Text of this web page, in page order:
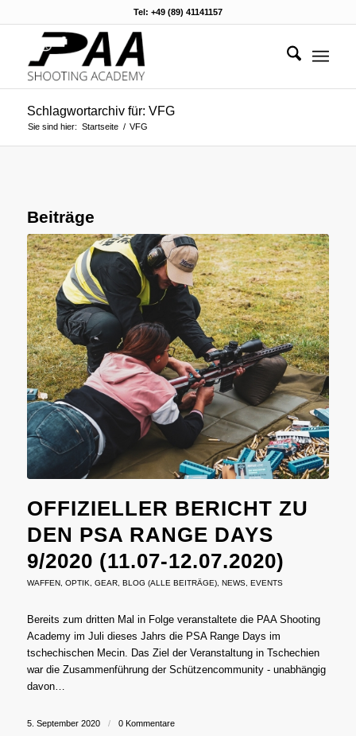
Tel: +49 (89) 41141157
Schlagwortarchiv für: VFG
Sie sind hier: Startseite / VFG
Beiträge
OFFIZIELLER BERICHT ZU
DEN PSA RANGE DAYS
9/2020 (11.07-12.07.2020)
WAFFEN, OPTIK GEAR, BLOG (ALLE BEITRÄGE), NEWS, EVENTS
Bereits zum dritten Mal in Folge veranstaltete die PAA Shooting
Academy im Juli dieses Jahrs die PSA Range Days im
tschechischen Mecin. Das Ziel der Veranstaltung in Tschechien
war die Zusammenführung der Schützencommunity - unabhängig
davon…
5. September 2020 / 0 Kommentare